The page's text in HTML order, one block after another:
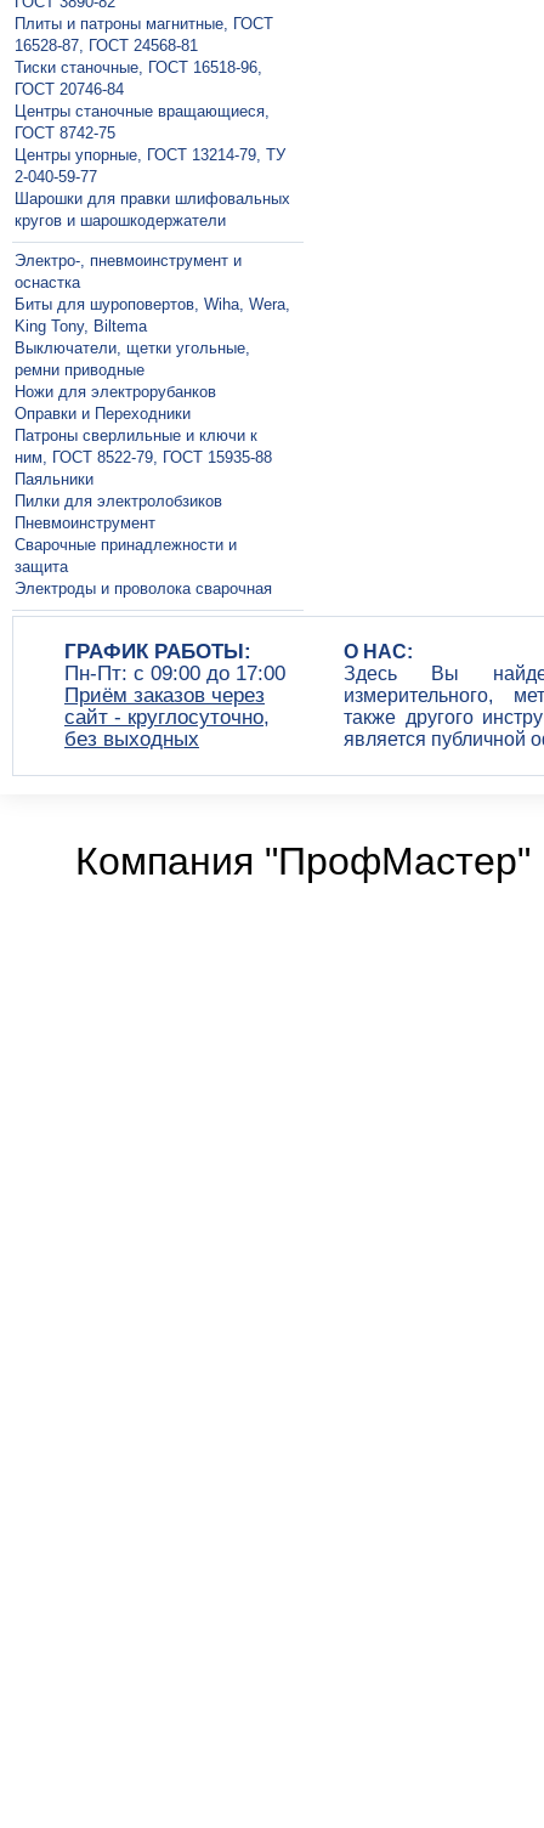
Плиты и патроны магнитные, ГОСТ
16528-87, ГОСТ 24568-81
Тиски станочные, ГОСТ 16518-96,
ГОСТ 20746-84
Центры станочные вращающиеся,
ГОСТ 8742-75
Центры упорные, ГОСТ 13214-79, ТУ
2-040-59-77
Шарошки для правки шлифовальных
кругов и шарошкодержатели
Электро-, пневмоинструмент и
оснастка
Биты для шуроповертов, Wiha, Wera,
King Tony, Biltema
Выключатели, щетки угольные,
ремни приводные
Ножи для электрорубанков
Оправки и Переходники
Патроны сверлильные и ключи к
ним, ГОСТ 8522-79, ГОСТ 15935-88
Паяльники
Пилки для электролобзиков
Пневмоинструмент
Сварочные принадлежности и
защита
Электроды и проволока сварочная
ГРАФИК РАБОТЫ:
Пн-Пт: c 09:00 до 17:00
Приём заказов через
сайт - круглосуточно,
без выходных
О НАС:
Здесь Вы
измерительного,
также другого
является публичной
Компания "ПрофМастер"